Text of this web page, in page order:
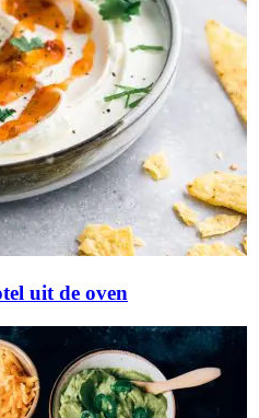
uit de oven